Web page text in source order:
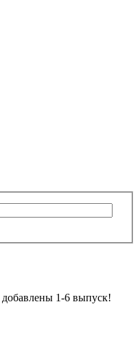
добавлены 1-6 выпуск!